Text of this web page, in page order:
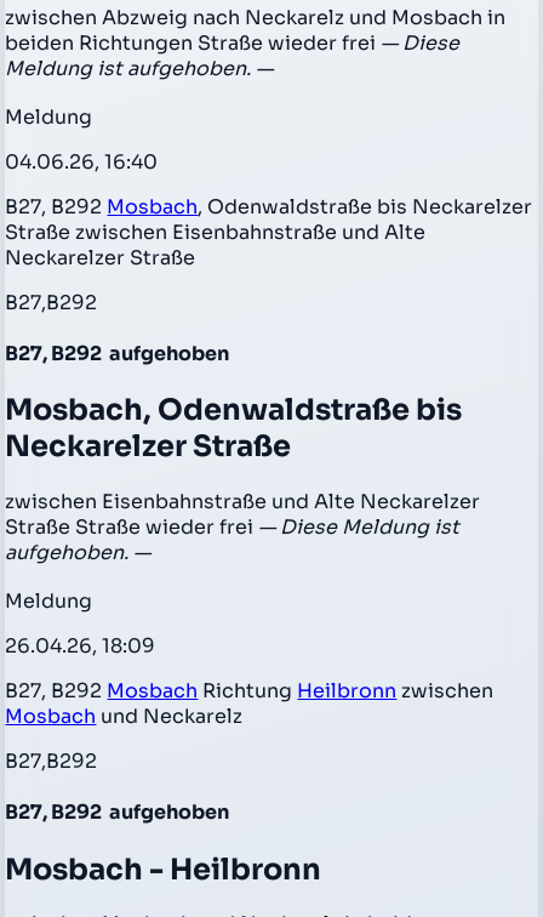
zwischen Abzweig nach Neckarelz und Mosbach in
beiden Richtungen Straße wieder frei — Diese
Meldung ist aufgehoben. —
Meldung
04.06.26, 16:40
B27, B292 Mosbach, Odenwaldstraße bis Neckarelzer
Straße zwischen Eisenbahnstraße und Alte
Neckarelzer Straße
B27,B292
B27, B292 aufgehoben
Mosbach, Odenwaldstraße bis
Neckarelzer Straße
zwischen Eisenbahnstraße und Alte Neckarelzer
Straße Straße wieder frei — Diese Meldung ist
aufgehoben. —
Meldung
26.04.26, 18:09
B27, B292 Mosbach Richtung Heilbronn zwischen
Mosbach und Neckarelz
B27,B292
B27, B292 aufgehoben
Mosbach - Heilbronn